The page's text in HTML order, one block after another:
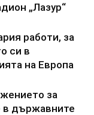
„Лазур“
работи, за
си в
на Европа
за
в държавните